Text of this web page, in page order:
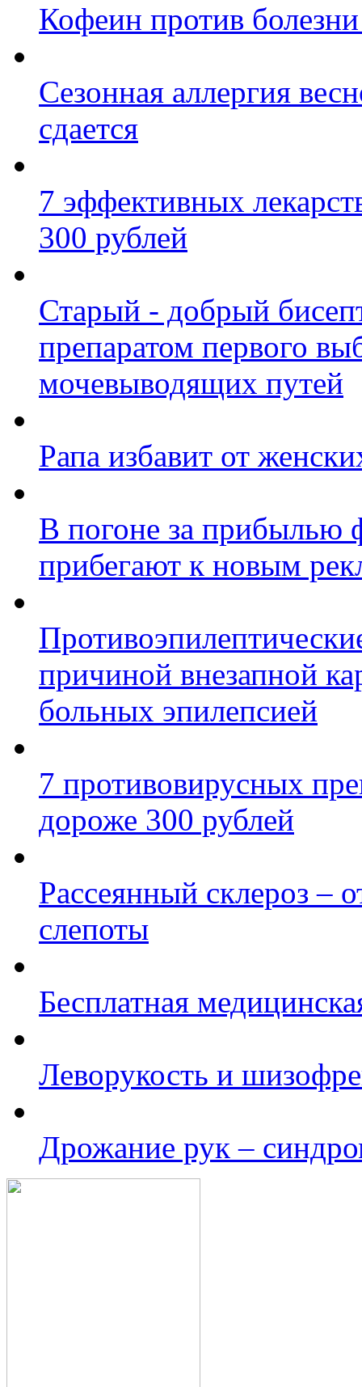
Кофеин против
Сезонная аллергия
сдается
7 эффективных
300 рублей
Старый - добрый
препаратом первого
мочевыводящих путей
Рапа избавит от
В погоне за прибылью
прибегают к новым
причиной внезапной
больных эпилепсией
7 противовирусных
дороже 300 рублей
Рассеянный склероз –
слепоты
Бесплатная
Леворукость и
Дрожание рук –